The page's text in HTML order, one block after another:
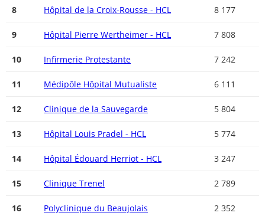
8 Hôpital de la Croix-Rousse - HCL 8 177
9 Hôpital Pierre Wertheimer - HCL 7 808
10 Infirmerie Protestante 7 242
11 Médipôle Hôpital Mutualiste 6 111
12 Clinique de la Sauvegarde 5 804
13 Hôpital Louis Pradel - HCL 5 774
14 Hôpital Édouard Herriot - HCL 3 247
15 Clinique Trenel 2 789
16 Polyclinique du Beaujolais 2 352